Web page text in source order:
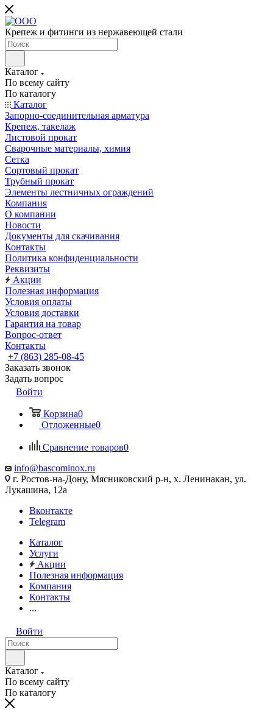
Крепеж и фитинги из нержавеющей стали
Каталог
По всему сайту
По каталогу
Каталог
Запорно-соединительная арматура
Крепеж, такелаж
Листовой прокат
Сварочные материалы, химия
Сетка
Сортовый прокат
Трубный прокат
Элементы лестничных ограждений
Компания
О компании
Новости
Документы для скачивания
Контакты
Политика конфиденциальности
Реквизиты
Акции
Полезная информация
Условия оплаты
Условия доставки
Гарантия на товар
Вопрос-ответ
Контакты
+7 (863) 285-08-45
Заказать звонок
Задать вопрос
Войти
Корзина0
Отложенные0
Сравнение товаров0
info@bascominox.ru
г. Ростов-на-Дону, Мясниковский р-н, х. Ленинакан, ул.
Лукашина, 12а
Вконтакте
Telegram
Каталог
Услуги
Акции
Полезная информация
Компания
Контакты
...
Войти
Каталог
По всему сайту
По каталогу